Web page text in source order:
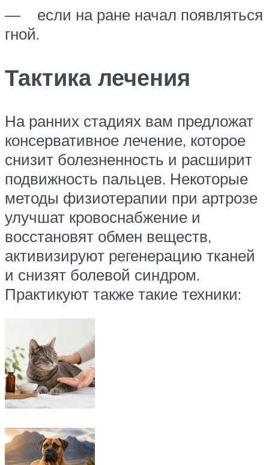
— если на ране начал появляться
гной.
Тактика лечения
На ранних стадиях вам предложат
консервативное лечение, которое
снизит болезненность и расширит
подвижность пальцев. Некоторые
методы физиотерапии при артрозе
улучшат кровоснабжение и
восстановят обмен веществ,
активизируют регенерацию тканей
и снизят болевой синдром.
Практикуют также такие техники: